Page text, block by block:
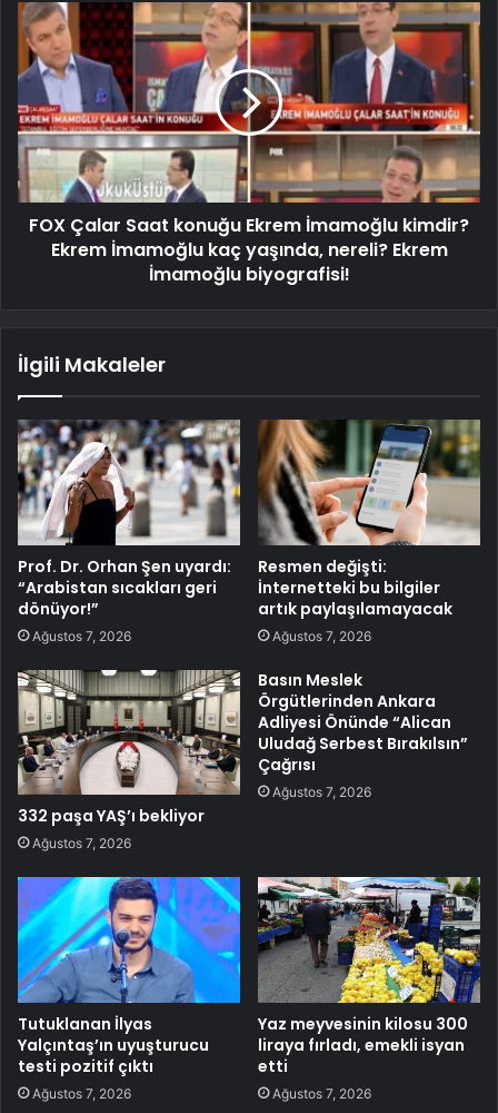
FOX Çalar Saat konuğu Ekrem İmamoğlu kimdir?
Ekrem İmamoğlu kaç yaşında, nereli? Ekrem
İmamoğlu biyografisi!
İlgili Makaleler
Prof. Dr. Orhan Şen uyardı:
“Arabistan sıcakları geri
dönüyor!”
Ağustos 7, 2026
Resmen değişti:
İnternetteki bu bilgiler
artık paylaşılamayacak
Ağustos 7, 2026
332 paşa YAŞ’ı bekliyor
Ağustos 7, 2026
Basın Meslek
Örgütlerinden Ankara
Adliyesi Önünde “Alican
Uludağ Serbest Bırakılsın”
Çağrısı
Ağustos 7, 2026
Tutuklanan İlyas
Yalçıntaş’ın uyuşturucu
testi pozitif çıktı
Ağustos 7, 2026
Yaz meyvesinin kilosu 300
liraya fırladı, emekli isyan
etti
Ağustos 7, 2026